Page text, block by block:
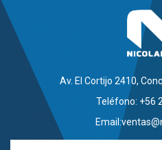
Av. El Cortijo 2410,
Teléfono: +56
Email: